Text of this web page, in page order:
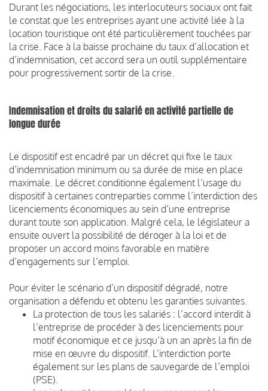
Durant les négociations, les interlocuteurs sociaux ont fait
le constat que les entreprises ayant une activité liée à la
location touristique ont été particulièrement touchées par
la crise. Face à la baisse prochaine du taux d’allocation et
d’indemnisation, cet accord sera un outil supplémentaire
pour progressivement sortir de la crise.
Indemnisation et droits du salarié en activité partielle de
longue durée
Le dispositif est encadré par un décret qui fixe le taux
d’indemnisation minimum ou sa durée de mise en place
maximale. Le décret conditionne également l’usage du
dispositif à certaines contreparties comme l’interdiction des
licenciements économiques au sein d’une entreprise
durant toute son application. Malgré cela, le législateur a
ensuite ouvert la possibilité de déroger à la loi et de
proposer un accord moins favorable en matière
d’engagements sur l’emploi.
Pour éviter le scénario d’un dispositif dégradé, notre
organisation a défendu et obtenu les garanties suivantes.
La protection de tous les salariés : l’accord interdit à
l’entreprise de procéder à des licenciements pour
motif économique et ce jusqu’à un an après la fin de
mise en œuvre du dispositif. L’interdiction porte
également sur les plans de sauvegarde de l’emploi
(PSE).